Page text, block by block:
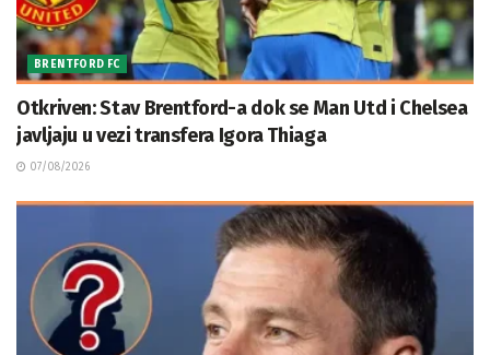
BRENTFORD FC
Otkriven: Stav Brentford-a dok se Man Utd i Chelsea
javljaju u vezi transfera Igora Thiaga
07/08/2026